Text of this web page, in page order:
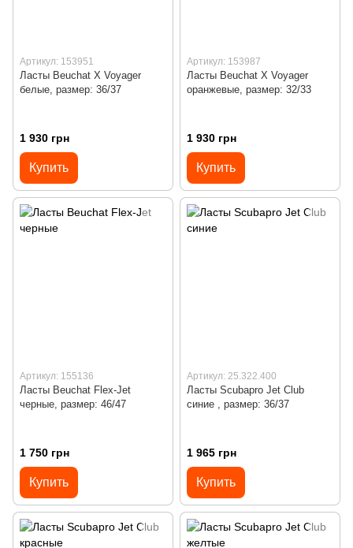
Артикул: 153951
Ласты Beuchat X Voyager
белые, размер: 36/37
1 930 грн
Купить
Артикул: 153987
Ласты Beuchat X Voyager
оранжевые, размер: 32/33
1 930 грн
Купить
Артикул: 155136
Ласты Beuchat Flex-Jet
черные, размер: 46/47
1 750 грн
Купить
Артикул: 25.322.400
Ласты Scubapro Jet Club
синие , размер: 36/37
1 965 грн
Купить